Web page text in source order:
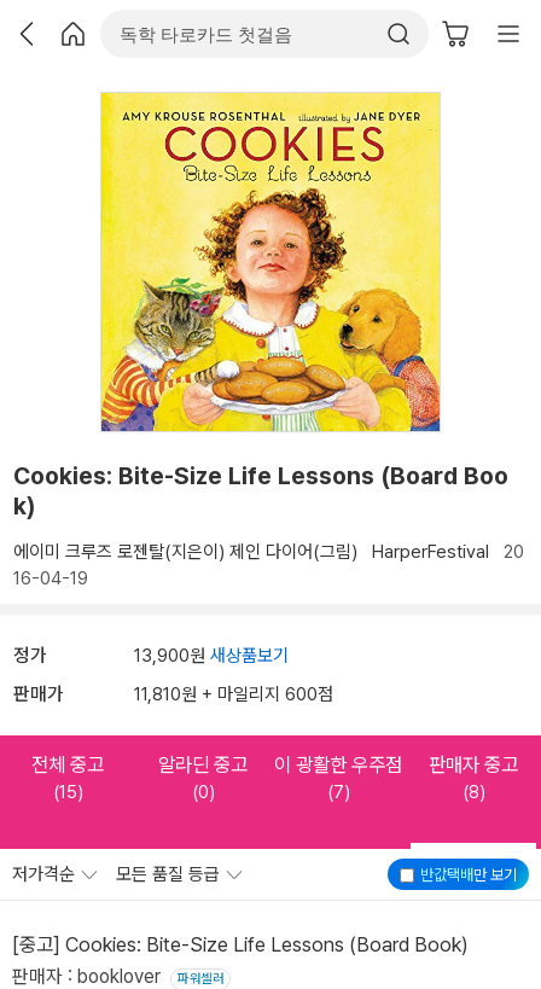
Cookies: Bite-Size Life Lessons (Board Boo
k)
에이미 크루즈 로젠탈(지은이) 제인 다이어(그림) HarperFestival 20
16-04-19
정가 13,900원 새상품보기
판매가 11,810원 + 마일리지 600점
전체 중고
(15)
알라딘 중고
(0)
이 광활한 우주점
(7)
판매자 중고
(8)
반값택배만 보기
저가격순 모든 품질 등급
[중고] Cookies: Bite-Size Life Lessons (Board Book)
판매자 : booklover 파워셀러